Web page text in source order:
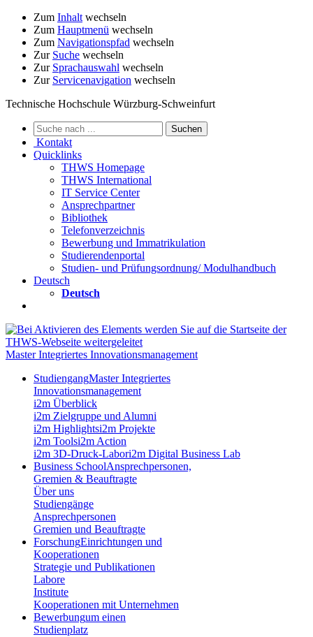
Zum Inhalt wechseln
Zum Hauptmenü wechseln
Zum Navigationspfad wechseln
Zur Suche wechseln
Zur Sprachauswahl wechseln
Zur Servicenavigation wechseln
Technische Hochschule Würzburg-Schweinfurt
Kontakt
Quicklinks
THWS Homepage
THWS International
IT Service Center
Ansprechpartner
Bibliothek
Telefonverzeichnis
Bewerbung und Immatrikulation
Studierendenportal
Studien- und Prüfungsordnung/ Modulhandbuch
Deutsch
Deutsch
Master Integriertes Innovationsmanagement
StudiengangMaster Integriertes
Innovationsmanagement
i2m Überblick
i2m Zielgruppe und Alumni
i2m Highlightsi2m Projekte
i2m Toolsi2m Action
i2m 3D-Druck-Labori2m Digital Business Lab
Business SchoolAnsprechpersonen,
Gremien & Beauftragte
Über uns
Studiengänge
Ansprechpersonen
Gremien und Beauftragte
ForschungEinrichtungen und
Kooperationen
Strategie und Publikationen
Labore
Institute
Kooperationen mit Unternehmen
Bewerbungum einen
Studienplatz